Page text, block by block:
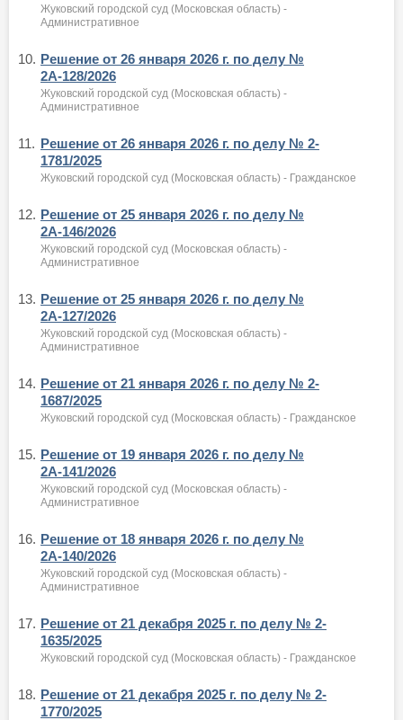
Жуковский городской суд (Московская область) -
Административное
10. Решение от 26 января 2026 г. по делу №
2А-128/2026
Жуковский городской суд (Московская область) -
Административное
11. Решение от 26 января 2026 г. по делу № 2-
1781/2025
Жуковский городской суд (Московская область) - Гражданское
12. Решение от 25 января 2026 г. по делу №
2А-146/2026
Жуковский городской суд (Московская область) -
Административное
13. Решение от 25 января 2026 г. по делу №
2А-127/2026
Жуковский городской суд (Московская область) -
Административное
14. Решение от 21 января 2026 г. по делу № 2-
1687/2025
Жуковский городской суд (Московская область) - Гражданское
15. Решение от 19 января 2026 г. по делу №
2А-141/2026
Жуковский городской суд (Московская область) -
Административное
16. Решение от 18 января 2026 г. по делу №
2А-140/2026
Жуковский городской суд (Московская область) -
Административное
17. Решение от 21 декабря 2025 г. по делу № 2-
1635/2025
Жуковский городской суд (Московская область) - Гражданское
18. Решение от 21 декабря 2025 г. по делу № 2-
1770/2025